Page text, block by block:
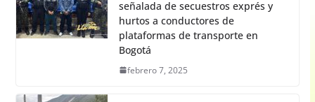
señalada de secuestros exprés y
hurtos a conductores de
plataformas de transporte en
Bogotá
febrero 7, 2025